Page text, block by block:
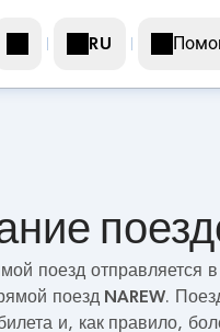
RU
поезд отправляется в
поезд NAREW.
и, как правило,